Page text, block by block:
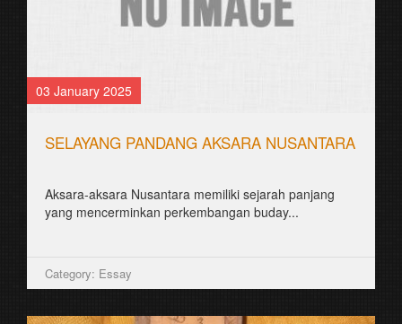
03 January 2025
SELAYANG PANDANG AKSARA NUSANTARA
Aksara-aksara Nusantara memiliki sejarah panjang
yang mencerminkan perkembangan buday...
Category: Essay